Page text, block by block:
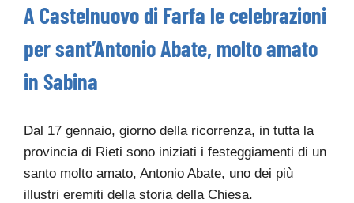
A Castelnuovo di Farfa le celebrazioni
per sant’Antonio Abate, molto amato
in Sabina
Dal 17 gennaio, giorno della ricorrenza, in tutta la
provincia di Rieti sono iniziati i festeggiamenti di un
santo molto amato, Antonio Abate, uno dei più
illustri eremiti della storia della Chiesa.